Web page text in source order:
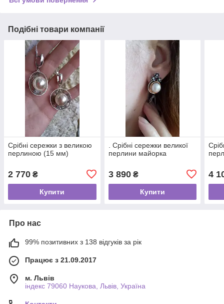
Подібні товари компанії
Срібні сережки з великою
перлиною (15 мм)
2 770 ₴
Купити
. Срібні сережки великої
перлини майорка
3 890₴
Купити
4
Про нас
99% позитивних з 138 відгуків за рік
Працює з 21.09.2017
м. Львів
індекс 79060 Наукова, Львів, Україна